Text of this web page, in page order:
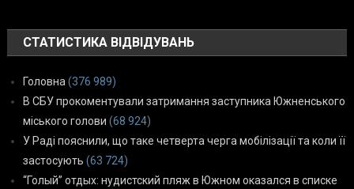
СТАТИСТИКА ВІДВІДУВАНЬ
Головна (376 989)
В СБУ прокоментували затримання заступника Южненського
міського голови (68 924)
У Раді пояснили, що таке четверта черга мобілізації та коли її
застосують (63 724)
“Голый” отдых: нудистский пляж в Южном оказался в списке